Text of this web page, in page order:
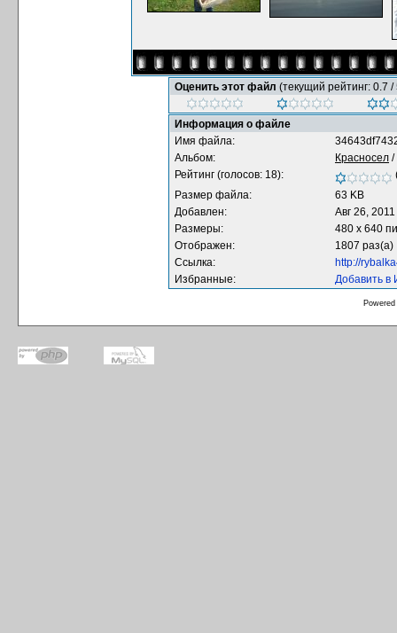
Оценить этот файл (текущий рейтинг: 0.7 /
Информация о файле
Имя файла:
Альбом:
Красносел /
Рейтинг (голосов: 18):
Размер файла:
63 KB
Добавлен:
Авг 26, 2011
Размеры:
480 x 640
Отображен:
1807 раз(а)
Ссылка:
http://
Избранные:
Добавить в